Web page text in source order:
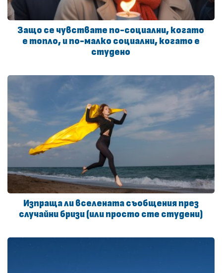
Защо се чувствате по-социални, когато
е топло, и по-малко социални, когато е
студено
Изпраща ли вселената съобщения през
случайни бризи (или просто сте студени)